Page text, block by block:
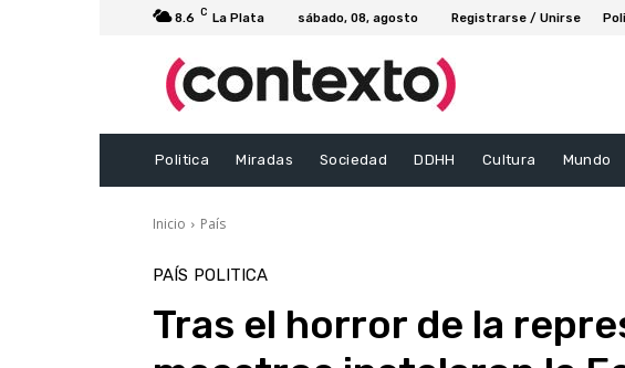
8.6 C La Plata sábado, 08, agosto Registrarse / Unirse
Politica Miradas Sociedad DDHH Cultura Mundo
Inicio País
PAÍS POLITICA
Tras el horror de la